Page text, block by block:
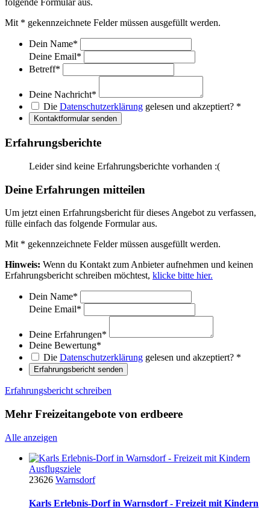
folgende Formular aus.
Mit * gekennzeichnete Felder müssen ausgefüllt werden.
Dein Name*
Deine Email*
Betreff*
Deine Nachricht*
Die Datenschutzerklärung gelesen und akzeptiert? *
Kontaktformular senden
Erfahrungsberichte
Leider sind keine Erfahrungsberichte vorhanden :(
Deine Erfahrungen mitteilen
Um jetzt einen Erfahrungsbericht für dieses Angebot zu verfassen,
fülle einfach das folgende Formular aus.
Mit * gekennzeichnete Felder müssen ausgefüllt werden.
Hinweis: Wenn du Kontakt zum Anbieter aufnehmen und keinen
Erfahrungsbericht schreiben möchtest, klicke bitte hier.
Dein Name*
Deine Email*
Deine Erfahrungen*
Deine Bewertung*
Die Datenschutzerklärung gelesen und akzeptiert? *
Erfahrungsbericht senden
Erfahrungsbericht schreiben
Mehr Freizeitangebote von erdbeere
Alle anzeigen
Ausflugsziele
23626 Warnsdorf
Karls Erlebnis-Dorf in Warnsdorf - Freizeit mit Kindern